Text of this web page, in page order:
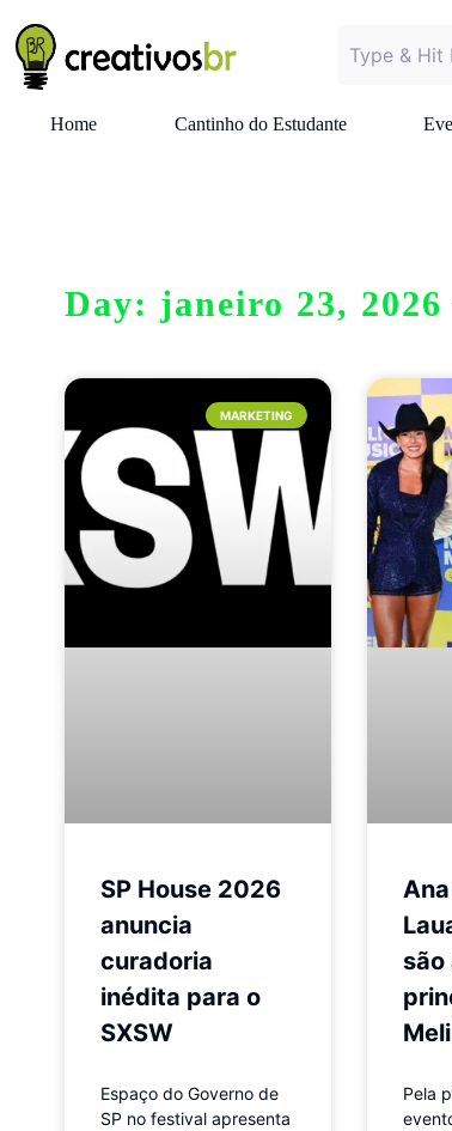
Home Cantinho do Estudante
Day: janeiro 23, 2026
MARKETING
SP House 2026
anuncia
curadoria
inédita para o
SXSW
Espaço do Governo de
SP no festival apresenta
são
Pela